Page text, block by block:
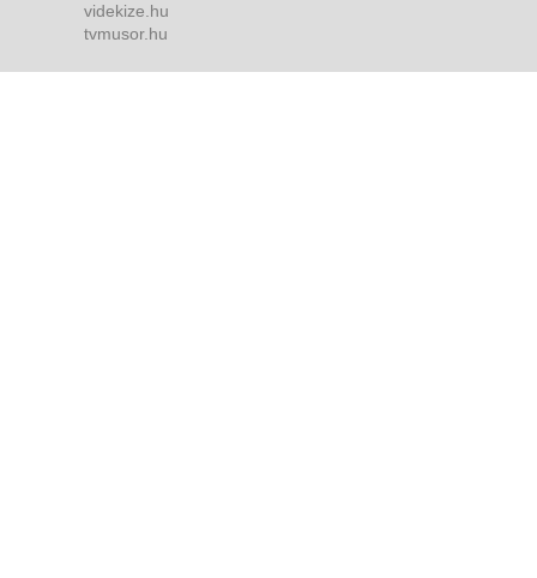
videkize.hu
tvmusor.hu